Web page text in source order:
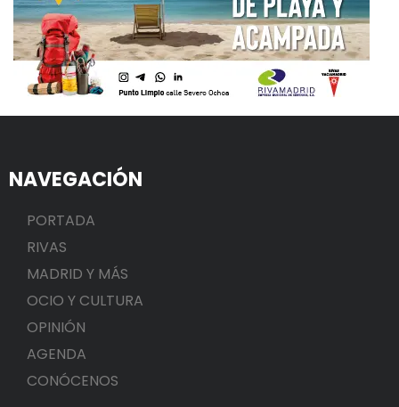
NAVEGACIÓN
PORTADA
RIVAS
MADRID Y MÁS
OCIO Y CULTURA
OPINIÓN
AGENDA
CONÓCENOS